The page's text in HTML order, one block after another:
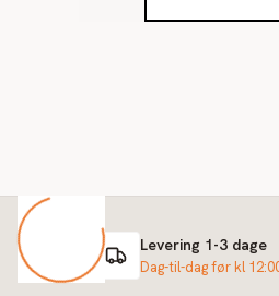
Levering 1-3 dage
Dag-til-dag før kl